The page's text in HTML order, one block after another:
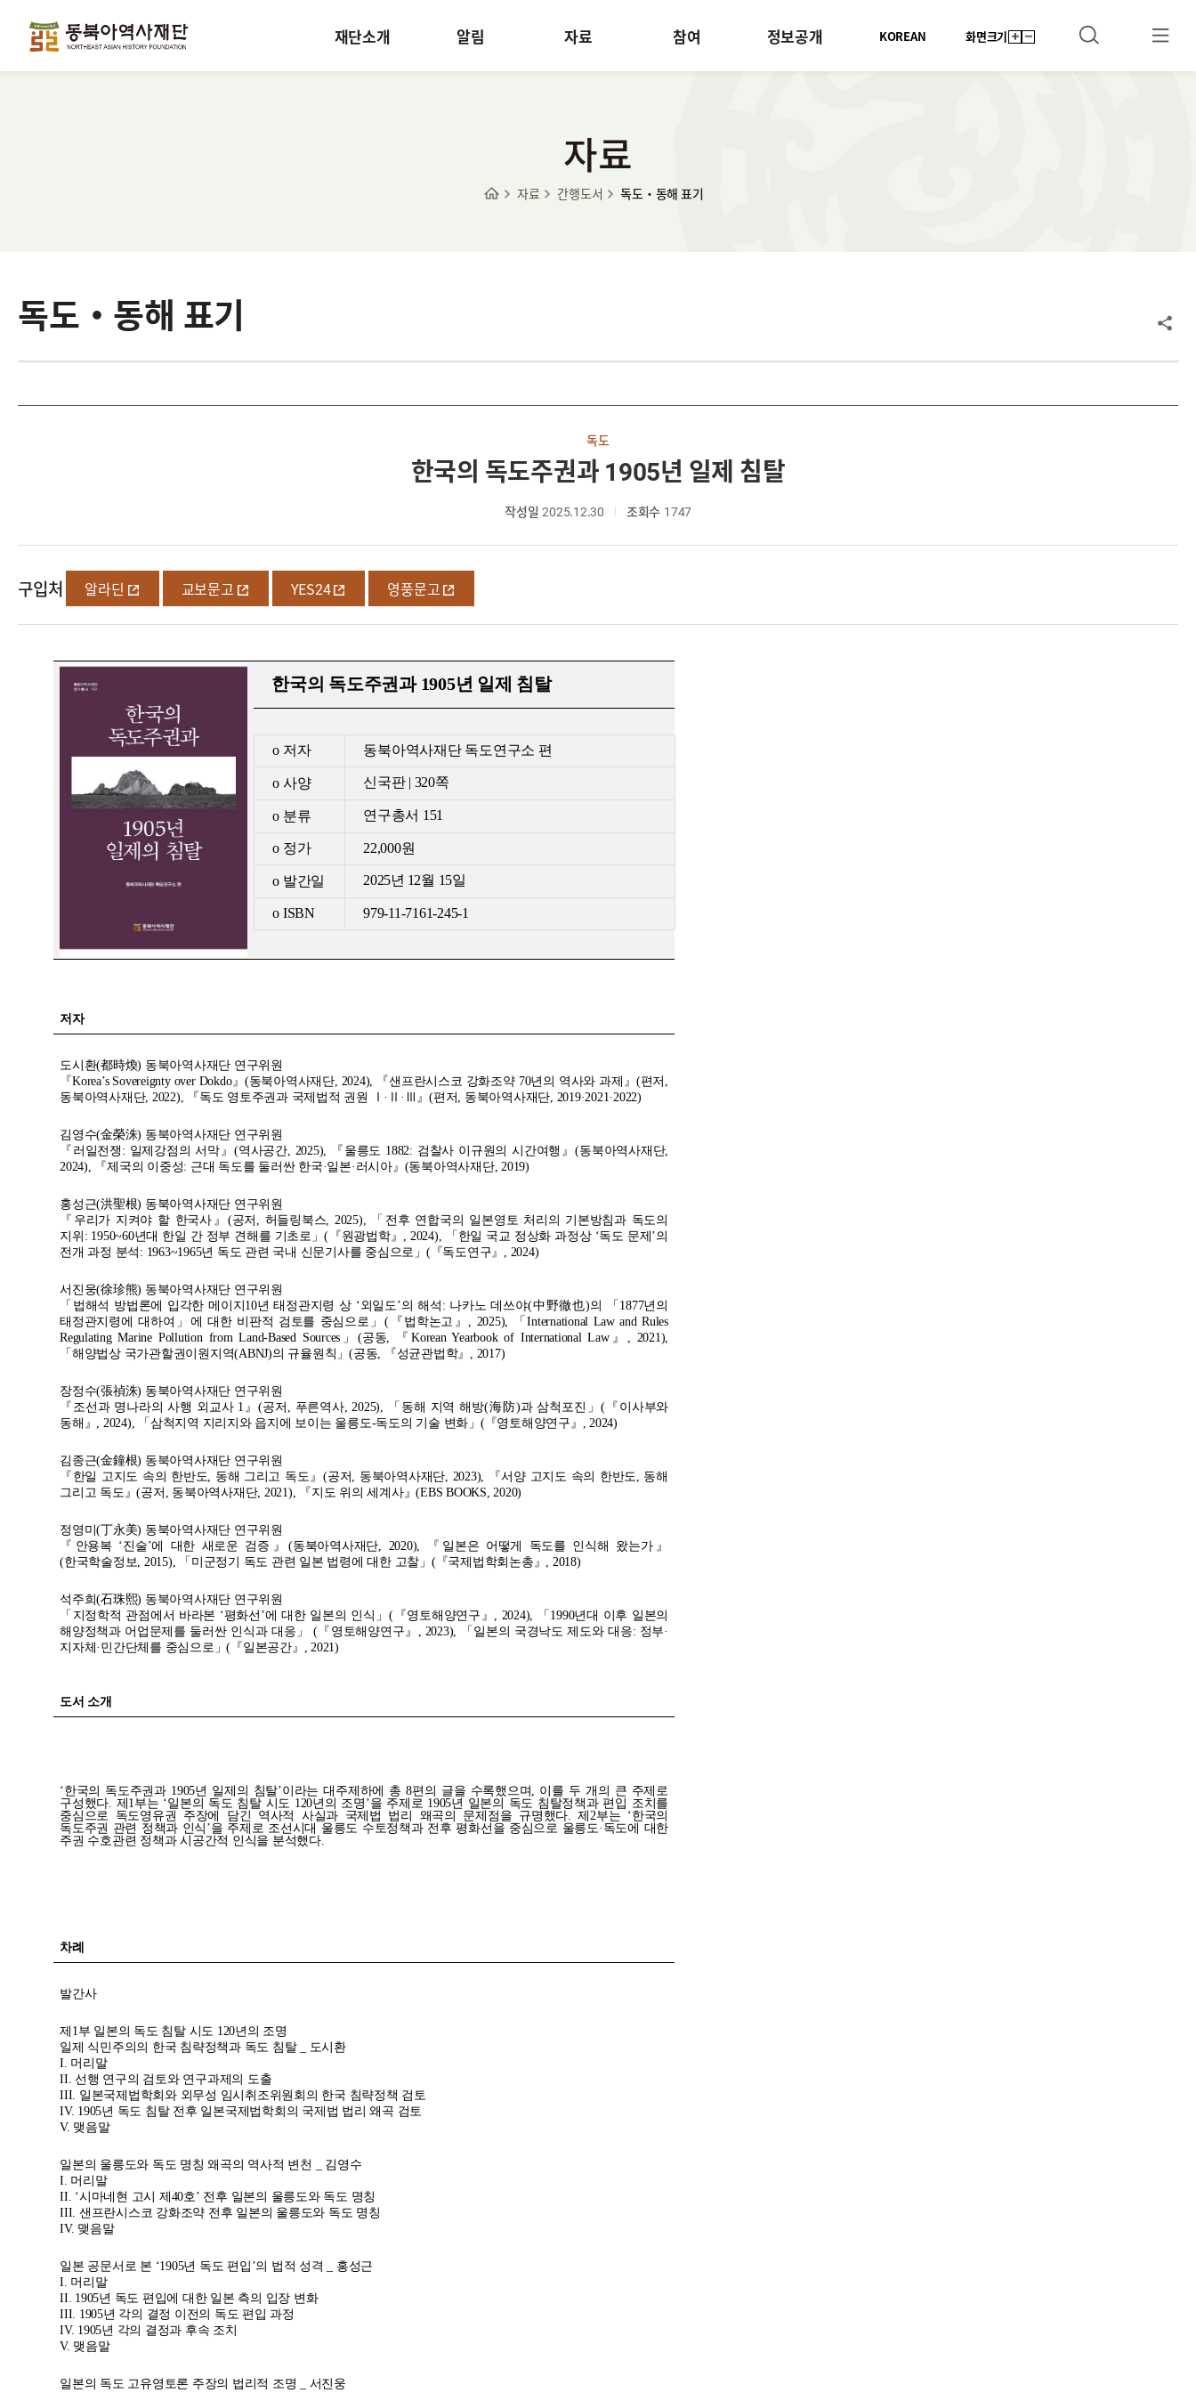
재단소개 알림 자료 참여 정보공개 KOREAN 화면크기
자료
자료 간행도서 독도·동해 표기
독도·동해 표기
독도
한국의 독도주권과 1905년 일제 침탈
작성일 2025.12.30 조회수 1747
구입처 알라딘 교보문고 YES24 영풍문고
한국의 독도주권과 1905년 일제 침탈
o 저자 동북아역사재단 독도연구소 편
o 사양 신국판| 320쪽
o 분류 연구총서 151
o 정가 22,000원
o 발간일 2025년 12월 15일
o ISBN 979-11-7161-245-1
저자
도시환(都時煥) 동북아역사재단 연구위원
『Korea’s Sovereignty over Dokdo』(동북아역사재단, 2024), 『샌프란시스코 강화조약 70년의 역사와 과제』(편저,
동북아역사재단, 2022), 『독도 영토주권과 국제법적 권원 Ⅰ·Ⅱ·Ⅲ』(편저, 동북아역사재단, 2019·2021·2022)
김영수(金榮洙) 동북아역사재단 연구위원
『러일전쟁: 일제강점의 서막』(역사공간, 2025), 『울릉도 1882: 검찰사 이규원의 시간여행』(동북아역사재단,
2024), 『제국의 이중성: 근대 독도를 둘러싼 한국·일본·러시아』(동북아역사재단, 2019)
홍성근(洪聖根) 동북아역사재단 연구위원
『우리가 지켜야 할 한국사』(공저, 허들링북스, 2025), 「전후 연합국의 일본영토 처리의 기본방침과 독도의
지위: 1950~60년대 한일 간 정부 견해를 기초로」(『원광법학』, 2024), 「한일 국교 정상화 과정상 ‘독도 문제’의
전개 과정 분석: 1963~1965년 독도 관련 국내 신문기사를 중심으로」(『독도연구』, 2024)
서진웅(徐珍熊) 동북아역사재단 연구위원
「법해석 방법론에 입각한 메이지10년 태정관지령 상 ‘외일도’의 해석: 나카노 데쓰야(中野徹也)의 「1877년의
태정관지령에 대하여」에 대한 비판적 검토를 중심으로」(『법학논고』, 2025), 「International Law and Rules
Regulating Marine Pollution from Land-Based Sources」(공동, 『Korean Yearbook of International Law』, 2021),
「해양법상 국가관할권이원지역(ABNJ)의 규율원칙」(공동, 『성균관법학』, 2017)
장정수(張禎洙) 동북아역사재단 연구위원
『조선과 명나라의 사행 외교사 1』(공저, 푸른역사, 2025), 「동해 지역 해방(海防)과 삼척포진」(『이사부와
동해』, 2024), 「삼척지역 지리지와 읍지에 보이는 울릉도-독도의 기술 변화」(『영토해양연구』, 2024)
김종근(金鐘根) 동북아역사재단 연구위원
『한일 고지도 속의 한반도, 동해 그리고 독도』(공저, 동북아역사재단, 2023), 『서양 고지도 속의 한반도, 동해
그리고 독도』(공저, 동북아역사재단, 2021), 『지도 위의 세계사』(EBS BOOKS, 2020)
정영미(丁永美) 동북아역사재단 연구위원
『안용복 ‘진술’에 대한 새로운 검증』(동북아역사재단, 2020), 『일본은 어떻게 독도를 인식해 왔는가』
(한국학술정보, 2015), 「미군정기 독도 관련 일본 법령에 대한 고찰」(『국제법학회논총』, 2018)
석주희(石珠熙) 동북아역사재단 연구위원
「지정학적 관점에서 바라본 ‘평화선’에 대한 일본의 인식」(『영토해양연구』, 2024), 「1990년대 이후 일본의
해양정책과 어업문제를 둘러싼 인식과 대응」 (『영토해양연구』, 2023), 「일본의 국경낙도 제도와 대응: 정부·
지자체·민간단체를 중심으로」(『일본공간』, 2021)
도서 소개
‘한국의 독도주권과 1905년 일제의 침탈’이라는 대주제하에 총 8편의 글을 수록했으며, 이를 두 개의 큰 주제로
구성했다. 제1부는 ‘일본의 독도 침탈 시도 120년의 조명’을 주제로 1905년 일본의 독도 침탈정책과 편입 조치를
중심으로 독도영유권 주장에 담긴 역사적 사실과 국제법 법리 왜곡의 문제점을 규명했다. 제2부는 ‘한국의
독도주권 관련 정책과 인식’을 주제로 조선시대 울릉도 수토정책과 전후 평화선을 중심으로 울릉도·독도에 대한
주권 수호관련 정책과 시공간적 인식을 분석했다.
차례
발간사
제1부 일본의 독도 침탈 시도 120년의 조명
일제 식민주의의 한국 침략정책과 독도 침탈 _ 도시환
I. 머리말
II. 선행 연구의 검토와 연구과제의 도출
III. 일본국제법학회와 외무성 임시취조위원회의 한국 침략정책 검토
IV. 1905년 독도 침탈 전후 일본국제법학회의 국제법 법리 왜곡 검토
V. 맺음말
일본의 울릉도와 독도 명칭 왜곡의 역사적 변천 _ 김영수
I. 머리말
II. ‘시마네현 고시 제40호’ 전후 일본의 울릉도와 독도 명칭
III. 샌프란시스코 강화조약 전후 일본의 울릉도와 독도 명칭
IV. 맺음말
일본 공문서로 본 ‘1905년 독도 편입’의 법적 성격 _ 홍성근
I. 머리말
II. 1905년 독도 편입에 대한 일본 측의 입장 변화
III. 1905년 각의 결정 이전의 독도 편입 과정
IV. 1905년 각의 결정과 후속 조치
V. 맺음말
일본의 독도 고유영토론 주장의 법리적 조명 _ 서진웅